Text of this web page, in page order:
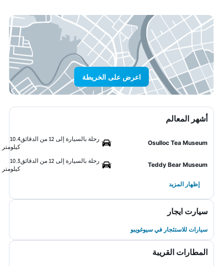
اعرض على الخريطة
أشهر المعالم
Osulloc Tea Museum
رحلة بالسيارة إلى 12 من الدقائق
10.4
كيلومتر
Teddy Bear Museum
رحلة بالسيارة إلى 12 من الدقائق
10.3
كيلومتر
إظهار المزيد
سيارت ايجار
سيارات للاستئجار في سيوغويبو
المطارات القريبة